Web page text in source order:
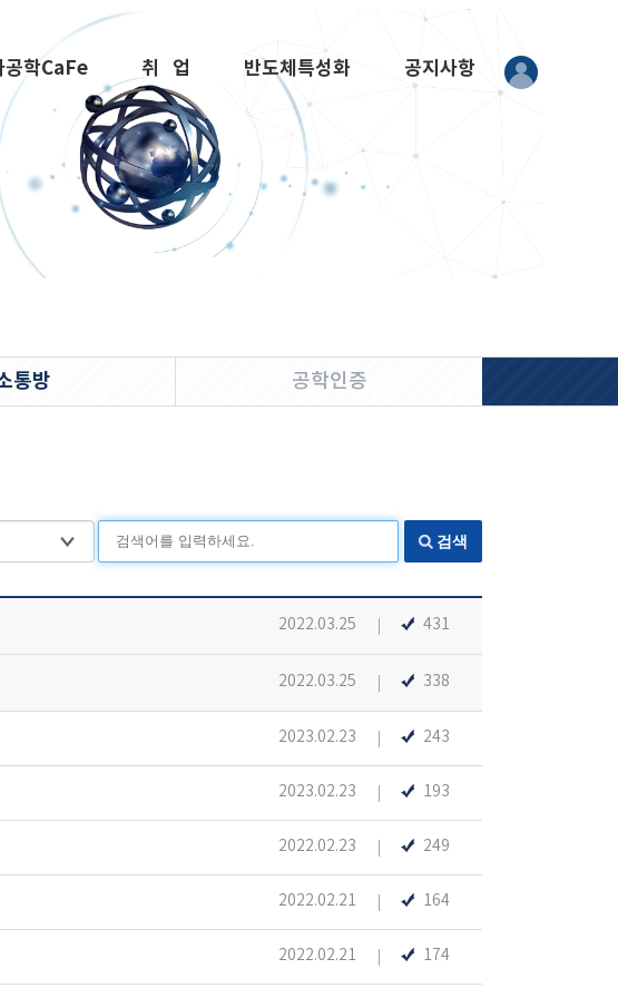
공학CaFe 취 업 반도체특성화 공지사항
통방 공학인증
검색
2022.03.25 431
2022.03.25 338
2023.02.23 243
2023.02.23 193
2022.02.23 249
2022.02.21 164
2022.02.21 174